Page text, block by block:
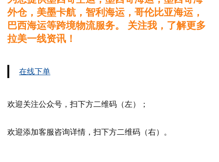
外仓，美墨卡航，智利海运，哥伦比亚海运，
巴西海运等跨境物流服务。 关注我，了解更多
拉美一线资讯！
在线下单
欢迎关注公众号，扫下方二维码（左）；
欢迎添加客服咨询详情，扫下方二维码（右）。